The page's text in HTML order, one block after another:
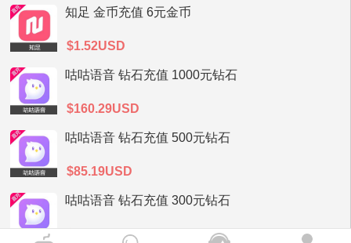
知足 金币充值 6元金币
$1.52USD
咕咕语音 钻石充值 1000元钻石
$160.29USD
咕咕语音 钻石充值 500元钻石
$85.19USD
咕咕语音 钻石充值 300元钻石
$51.12USD